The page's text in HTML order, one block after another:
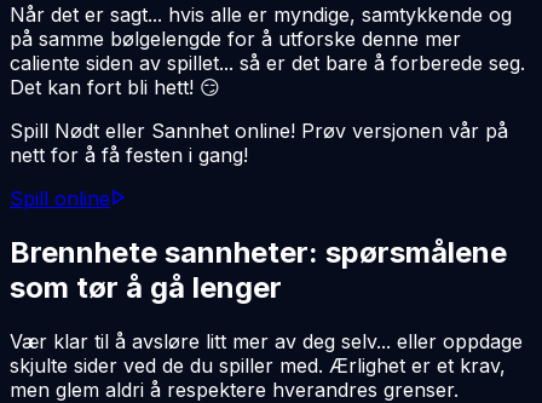
Når det er sagt... hvis alle er myndige, samtykkende og
på samme bølgelengde for å utforske denne mer
caliente siden av spillet... så er det bare å forberede seg.
Det kan fort bli hett! 😏
Spill Nødt eller Sannhet online! Prøv versjonen vår på
nett for å få festen i gang!
Spill online
Brennhete sannheter: spørsmålene
som tør å gå lenger
Vær klar til å avsløre litt mer av deg selv... eller oppdage
skjulte sider ved de du spiller med. Ærlighet er et krav,
men glem aldri å respektere hverandres grenser.